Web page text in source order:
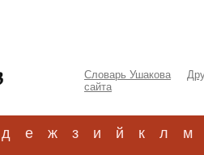
Словарь Ушакова
сайта
д е ж з и й к л м